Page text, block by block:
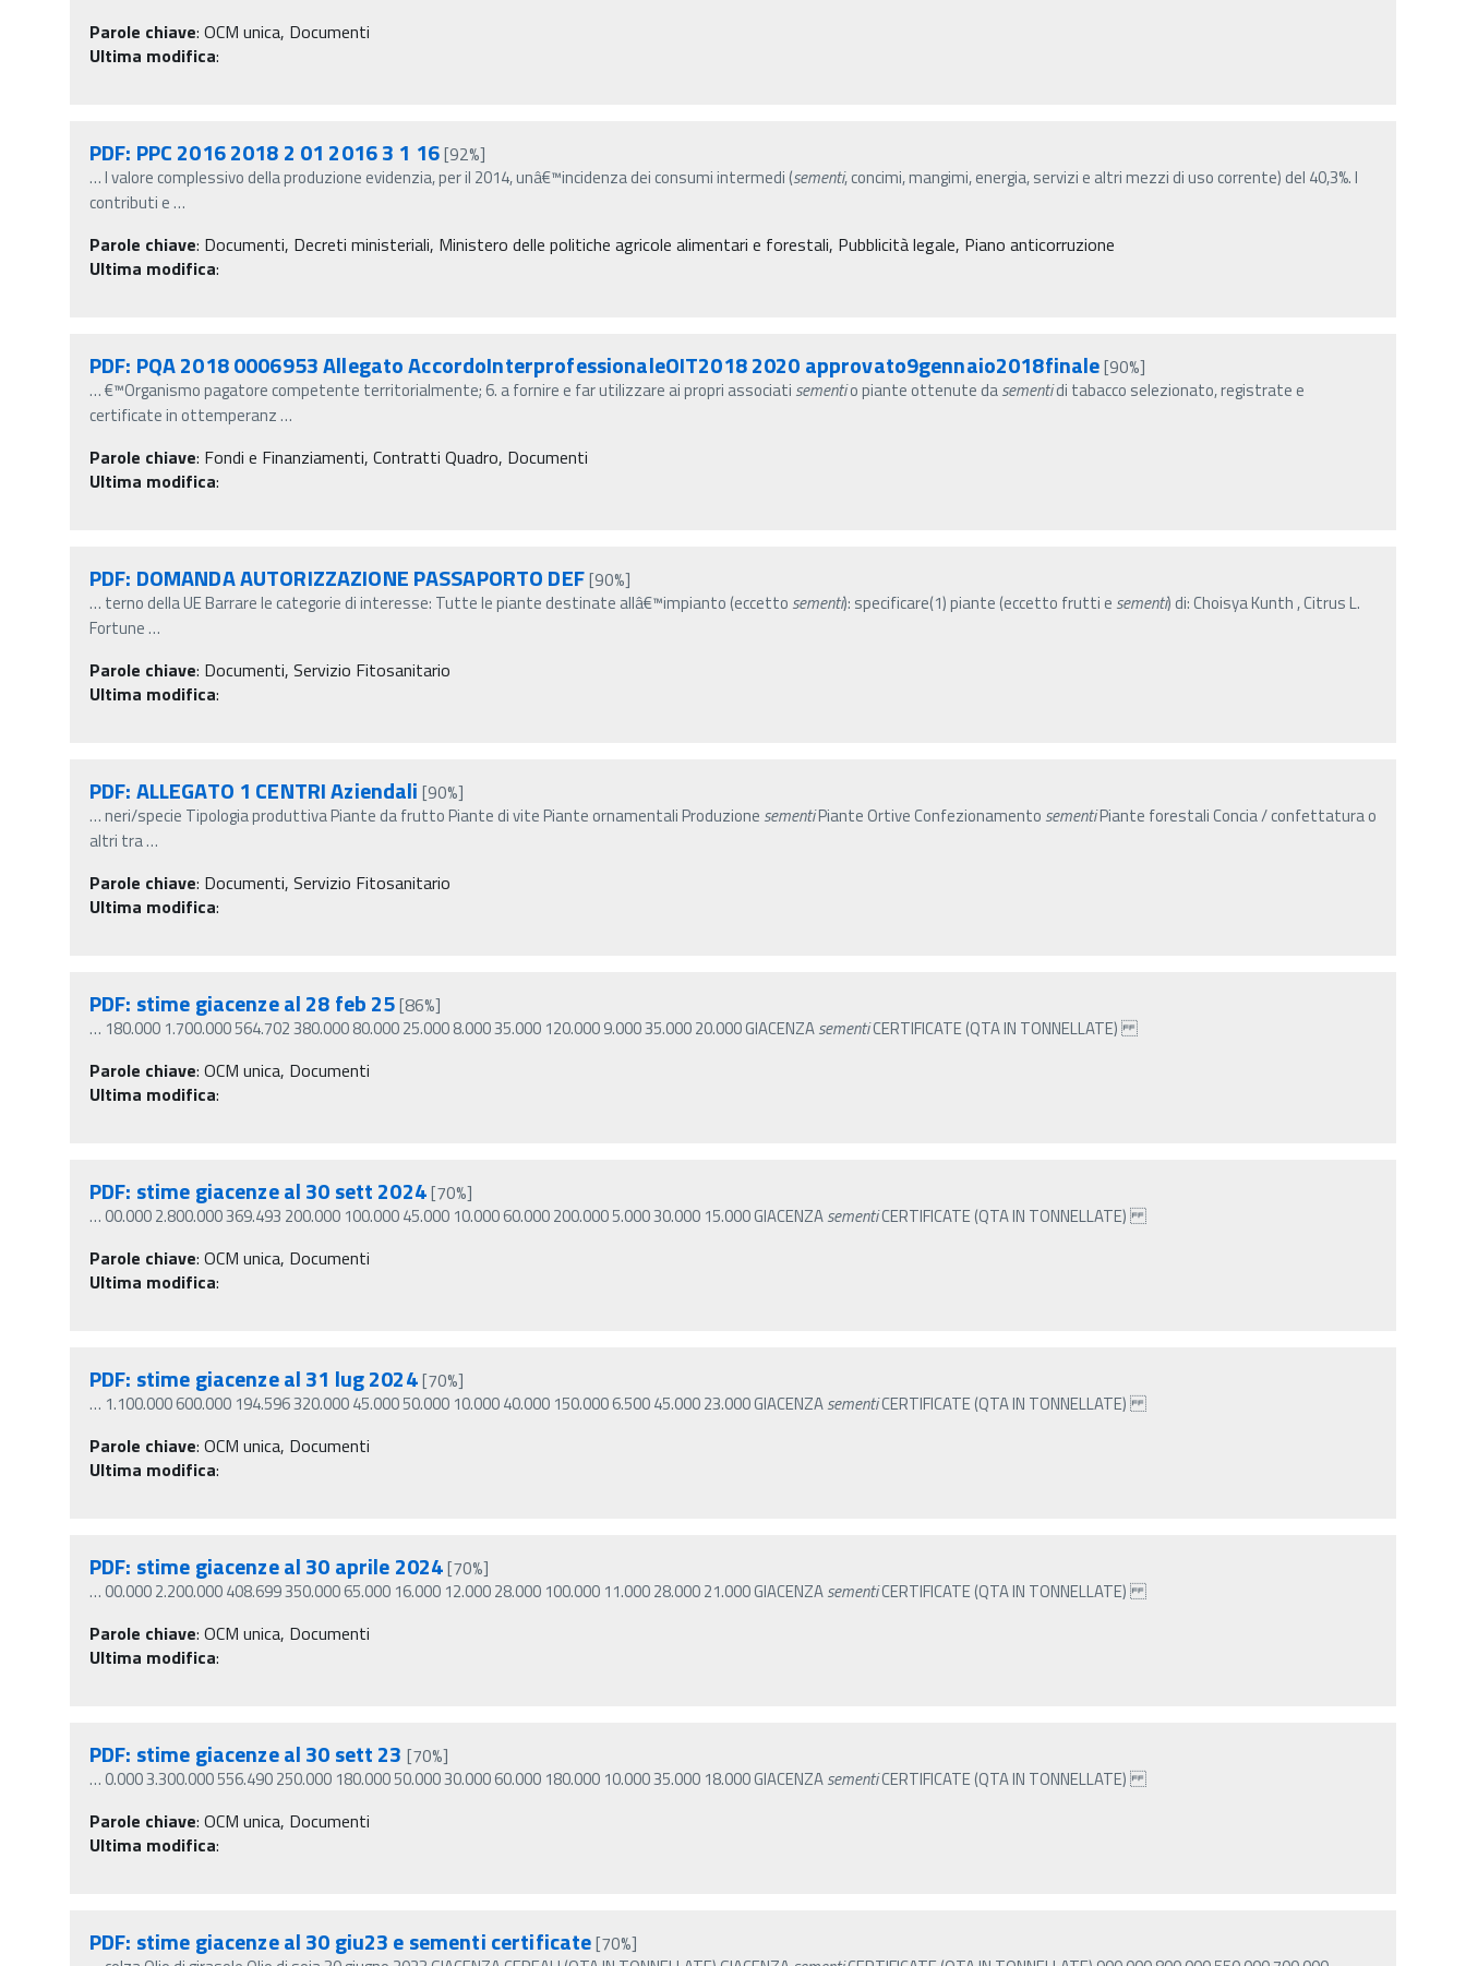
Parole chiave: OCM unica, Documenti
Ultima modifica:
PDF: PPC 2016 2018 2 01 2016 3 1 16[92%]
…l valore complessivo della produzione evidenzia, per il 2014, unâ€™incidenza dei consumi intermedi (sementi, concimi, mangimi, energia, servizi e altri mezzi di uso corrente) del 40,3%. I
contributi e…
Parole chiave: Documenti, Decreti ministeriali, Ministero delle politiche agricole alimentari e forestali, Pubblicità legale, Piano anticorruzione
Ultima modifica:
PDF: PQA 2018 0006953 Allegato AccordoInterprofessionaleOIT2018 2020 approvato9gennaio2018finale[90%]
…€™Organismo pagatore competente territorialmente; 6. a fornire e far utilizzare ai propri associati sementio piante ottenute dasementidi tabacco selezionato, registrate e
certificate in ottemperanz…
Parole chiave: Fondi e Finanziamenti, Contratti Quadro, Documenti
Ultima modifica:
PDF: DOMANDA AUTORIZZAZIONE PASSAPORTO DEF[90%]
… terno della UE Barrare le categorie di interesse: Tutte le piante destinate allâ€™impianto (eccetto sementi): specificare(1) piante (eccetto frutti e sementi) di: Choisya Kunth , Citrus L.
Fortune…
Parole chiave: Documenti, Servizio Fitosanitario
Ultima modifica:
PDF: ALLEGATO 1 CENTRI Aziendali [90%]
…neri/specie Tipologia produttiva Piante da frutto Piante di vite Piante ornamentali Produzione sementiPiante Ortive Confezionamento sementiPiante forestali Concia / confettatura o
altri tra…
Parole chiave: Documenti, Servizio Fitosanitario
Ultima modifica:
PDF: stime giacenze al 28 feb 25[86%]
… 180.000 1.700.000 564.702 380.000 80.000 25.000 8.000 35.000 120.000 9.000 35.000 20.000 GIACENZAsementiCERTIFICATE (QTA IN TONNELLATE)
Parole chiave: OCM unica, Documenti
Ultima modifica:
PDF: stime giacenze al 30 sett 2024[70%]
…00.000 2.800.000 369.493 200.000 100.000 45.000 10.000 60.000 200.000 5.000 30.000 15.000 GIACENZAsementiCERTIFICATE (QTA IN TONNELLATE)
Parole chiave: OCM unica, Documenti
Ultima modifica:
PDF: stime giacenze al 31 lug 2024[70%]
… 1.100.000 600.000 194.596 320.000 45.000 50.000 10.000 40.000 150.000 6.500 45.000 23.000 GIACENZAsementiCERTIFICATE (QTA IN TONNELLATE)
Parole chiave: OCM unica, Documenti
Ultima modifica:
PDF: stime giacenze al 30 aprile 2024[70%]
…00.000 2.200.000 408.699 350.000 65.000 16.000 12.000 28.000 100.000 11.000 28.000 21.000 GIACENZAsementiCERTIFICATE (QTA IN TONNELLATE)
Parole chiave: OCM unica, Documenti
Ultima modifica:
PDF: stime giacenze al 30 sett 23 [70%]
…0.000 3.300.000 556.490 250.000 180.000 50.000 30.000 60.000 180.000 10.000 35.000 18.000 GIACENZAsementiCERTIFICATE (QTA IN TONNELLATE)
Parole chiave: OCM unica, Documenti
Ultima modifica:
PDF: stime giacenze al 30 giu23 e sementi certificate[70%]